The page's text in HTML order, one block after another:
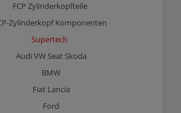
FCP Zylinderkopfteile
Zylinderkopf Komponenten
Supertech
Audi VW Seat Skoda
BMW
Fiat Lancia
Ford